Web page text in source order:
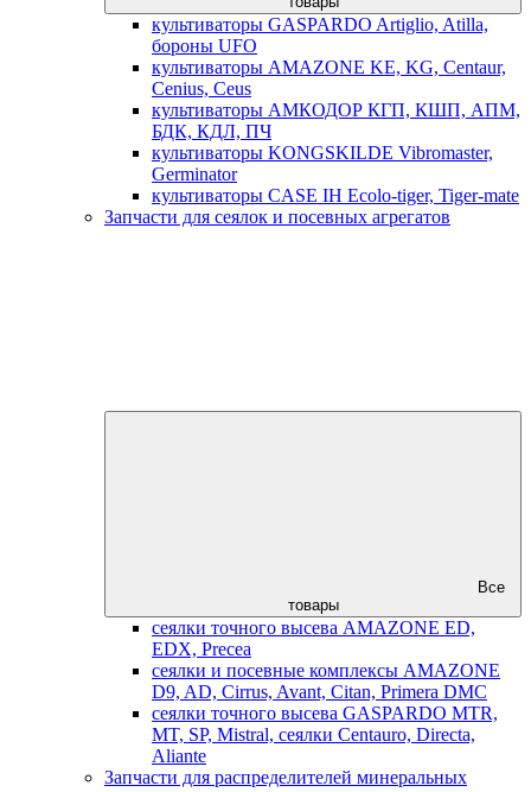
культиваторы GASPARDO Artiglio, Atilla,
бороны UFO
культиваторы AMAZONE KE, KG, Centaur,
Cenius, Ceus
культиваторы АМКОДОР КГП, КШП, АПМ,
БДК, КДЛ, ПЧ
культиваторы KONGSKILDE Vibromaster,
Germinator
культиваторы CASE IH Ecolo-tiger, Tiger-mate
Запчасти для сеялок и посевных агрегатов
Все
товары
сеялки точного высева AMAZONE ED,
EDX, Precea
сеялки и посевные комплексы AMAZONE
D9, AD, Cirrus, Avant, Citan, Primera DMC
сеялки точного высева GASPARDO MTR,
MT, SP, Mistral, сеялки Centauro, Directa,
Aliante
Запчасти для распределителей минеральных